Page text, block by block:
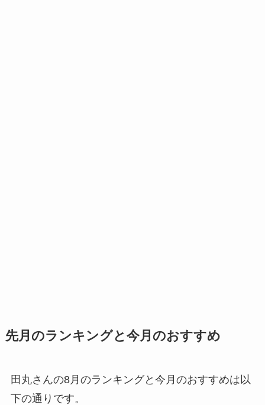
先月のランキングと今月のおすすめ
田丸さんの8月のランキングと今月のおすすめは以
下の通りです。